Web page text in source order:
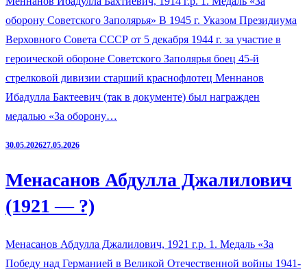
оборону Советского Заполярья» В 1945 г. Указом Президиума
Верховного Совета СССР от 5 декабря 1944 г. за участие в
героической обороне Советского Заполярья боец 45-й
стрелковой дивизии старший краснофлотец Меннанов
Ибадулла Бактеевич (так в документе) был награжден
медалью «За оборону…
30.05.202627.05.2026
Менасанов Абдулла Джалилович
(1921 — ?)
Менасанов Абдулла Джалилович, 1921 г.р. 1. Медаль «За
Победу над Германией в Великой Отечественной войны 1941-